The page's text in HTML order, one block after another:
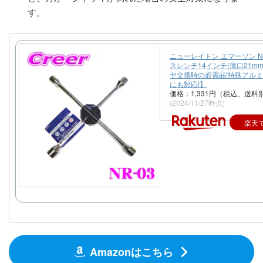
す。
ニューレイトン エマーソン
スレンチ14インチ(薄口
ヤ交換時の必需品!特殊アル
にも対応!】
価格：1,331円（税込、送料
(2024/11/27時点)
楽天
Amazonはこちら